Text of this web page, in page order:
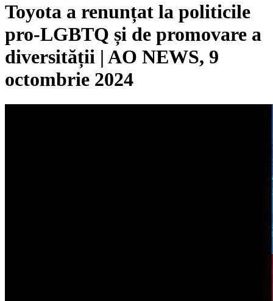
Toyota a renunțat la politicile
pro-LGBTQ și de promovare a
diversității | AO NEWS, 9
octombrie 2024